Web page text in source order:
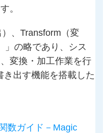
。
、Transform（変
」の略であり、シス
変換・加工作業を行
出す機能を搭載した
数ガイド－Magic